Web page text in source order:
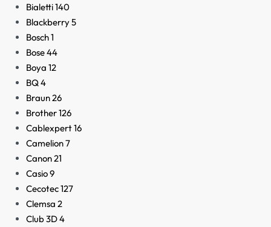
Bialetti140
Blackberry5
Bosch1
Bose44
Boya 12
BQ4
Braun26
Brother126
Cablexpert16
Camelion7
Canon21
Casio9
Cecotec127
Clemsa 2
Club 3D4